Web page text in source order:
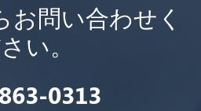
お問い合わせく
い。
0313